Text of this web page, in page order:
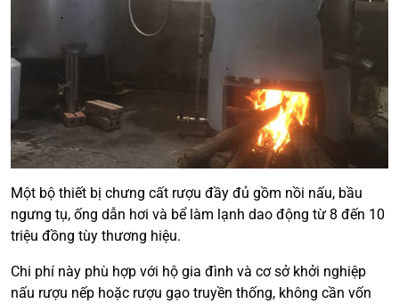
Một bộ thiết bị chưng cất rượu đầy đủ gồm nồi nấu, bầu
ngưng tụ, ống dẫn hơi và bể làm lạnh dao động từ 8 đến 10
triệu đồng tùy thương hiệu.
Chi phí này phù hợp với hộ gia đình và cơ sở khởi nghiệp
nấu rượu nếp hoặc rượu gạo truyền thống, không cần vốn